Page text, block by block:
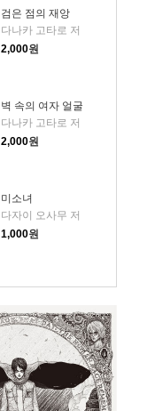
검은 점의 재앙
다나카 고타로 저
2,000원
벽 속의 여자 얼굴
다나카 고타로 저
2,000원
미소녀
다자이 오사무 저
1,000원